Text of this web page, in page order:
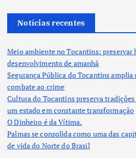
Notícias recentes
Meio ambiente no Tocantins: preservar
desenvolvimento de amanhã
Segurança Pública do Tocantins
combate ao crime
Cultura do Tocantins preserva
um estado em constante transformação
O Dinheiro é da Vítima.
Palmas se consolida como uma das
de vida do Norte do Brasil